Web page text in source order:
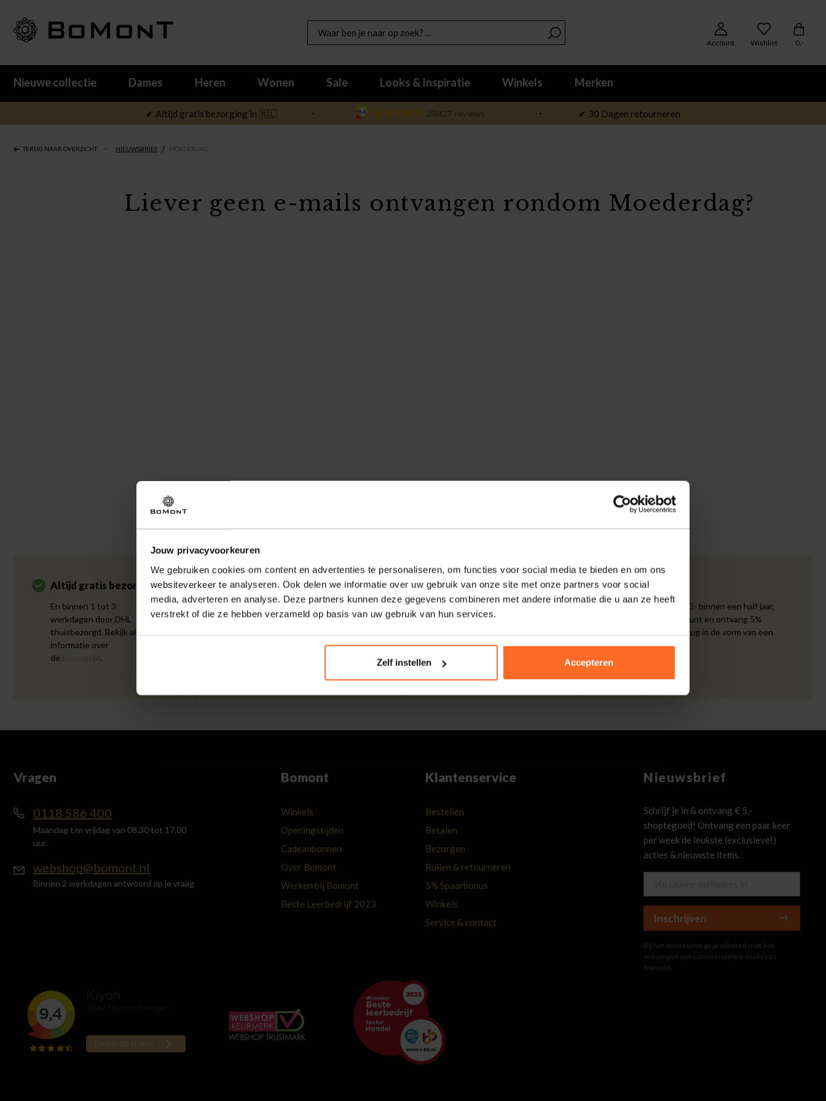
Jouw privacyvoorkeuren
We gebruiken cookies om content en advertenties te personaliseren, om functies voor social media te bieden en om ons
websiteverkeer te analyseren. Ook delen we informatie over uw gebruik van onze site met onze partners voor social
media, adverteren en analyse. Deze partners kunnen deze gegevens combineren met andere informatie die u aan ze heeft
verstrekt of die ze hebben verzameld op basis van uw gebruik van hun services.
Zelf instellen Accepteren
Account Wishlist 0,-
Nieuwe collectie Dames Heren Wonen Sale Looks & Inspiratie Winkels Merken
✔ Altijd gratis bezorging in 🇳🇱 ✔ 30 Dagen retourneren
TERUG NAAR OVERZICHT NIEUWSBRIEF / MOEDERDAG
Liever geen e-mails ontvangen rondom Moederdag?
Altijd gratis bezorging
En binnen 1 tot 3
werkdagen door DHL
thuisbezorgd. Bekijk alle
informatie over
de bezorgtijd.
Klantenbeoordeling 9.5 / 10
Onze klanten beoordelen ons met
een 9.5 uit 10 op Kiyoh. Bekijk alle
30 Dagen retourneren
Gemakkelijk en voordelig
via de DHL Parcelshop voor
onze winkels.
5% spaarbonus
Besteed min. € 100,- binnen een half jaar,
bestel met je account en ontvang 5%
van het bedrag terug in de vorm van een
waardecheque.
Vragen
0118 586 400
Maandag t/m vrijdag van 08.30 tot 17.00
uur.
webshop@bomont.nl
Binnen 2 werkdagen antwoord op je vraag
Bomont
Winkels
Openingstijden
Cadeaubonnen
Over Bomont
Werken bij Bomont
Beste Leerbedrijf 2023
Klantenservice
Bestellen
Betalen
Bezorgen
Ruilen & retourneren
5% Spaarbonus
Winkels
Service & contact
Nieuwsbrief
Schrijf je in & ontvang € 5,-
shoptegoed! Ontvang een paar keer
per week de leukste (exclusieve!)
acties & nieuwste items.
Inschrijven
Bij het inschrijven ga je akkoord met het
ontvangen van commerciële e-mails van
Bomont.